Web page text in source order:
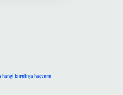
hangi kuruluşa başvuru